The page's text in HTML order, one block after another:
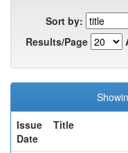
Sort by:
Results/Page
Issue
Date
Title